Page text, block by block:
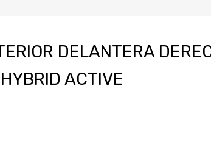
DELANTERA
ACTIVE